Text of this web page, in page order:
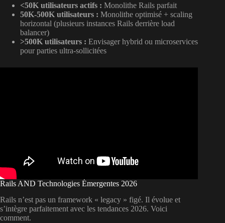
<50K utilisateurs actifs : Monolithe Rails parfait
50K-500K utilisateurs : Monolithe optimisé + scaling
horizontal (plusieurs instances Rails derrière load
balancer)
>500K utilisateurs : Envisager hybrid ou microservices
pour parties ultra-sollicitées
Rails AND Technologies Émergentes 2026
Rails n’est pas un framework « legacy » figé. Il évolue et
s’intègre parfaitement avec les tendances 2026. Voici
comment.